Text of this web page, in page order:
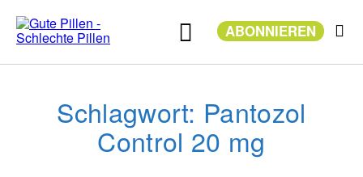
Inhalt
springen ABONNIEREN
Schlagwort: Pantozol
Control 20 mg